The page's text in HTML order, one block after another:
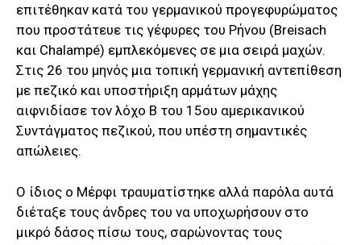
επιτέθηκαν κατά του γερμανικού προγεφυρώματος
που προστάτευε τις γέφυρες του Ρήνου (Breisach
και Chalampé) εμπλεκόμενες σε μια σειρά μαχών.
Στις 26 του μηνός μια τοπική γερμανική αντεπίθεση
με πεζικό και υποστήριξη αρμάτων μάχης
αιφνιδίασε τον λόχο Β του 15ου αμερικανικού
Συντάγματος πεζικού, που υπέστη σημαντικές
απώλειες.
Ο ίδιος ο Μέρφι τραυματίστηκε αλλά παρόλα αυτά
διέταξε τους άνδρες του να υποχωρήσουν στο
μικρό δάσος πίσω τους, σαρώνοντας τους